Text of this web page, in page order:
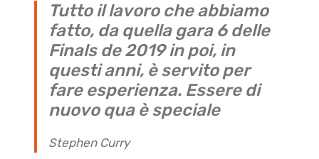
Tutto il lavoro che abbiamo
fatto, da quella gara 6 delle
Finals de 2019 in poi, in
questi anni, è servito per
fare esperienza. Essere di
nuovo qua è speciale
Stephen Curry